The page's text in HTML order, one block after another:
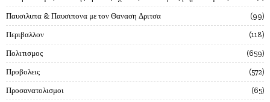
Παυσιλυπα & Παυσιπονα με τον Θαναση Δριτσα 99
Περιβαλλον 118
Πολιτισμος 659
Προβολεις 572
Προσανατολισμοι 65